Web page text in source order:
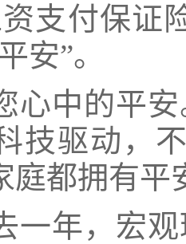
支付保证
安”。
心中的平
技驱动，
庭都拥有平
一年，宏